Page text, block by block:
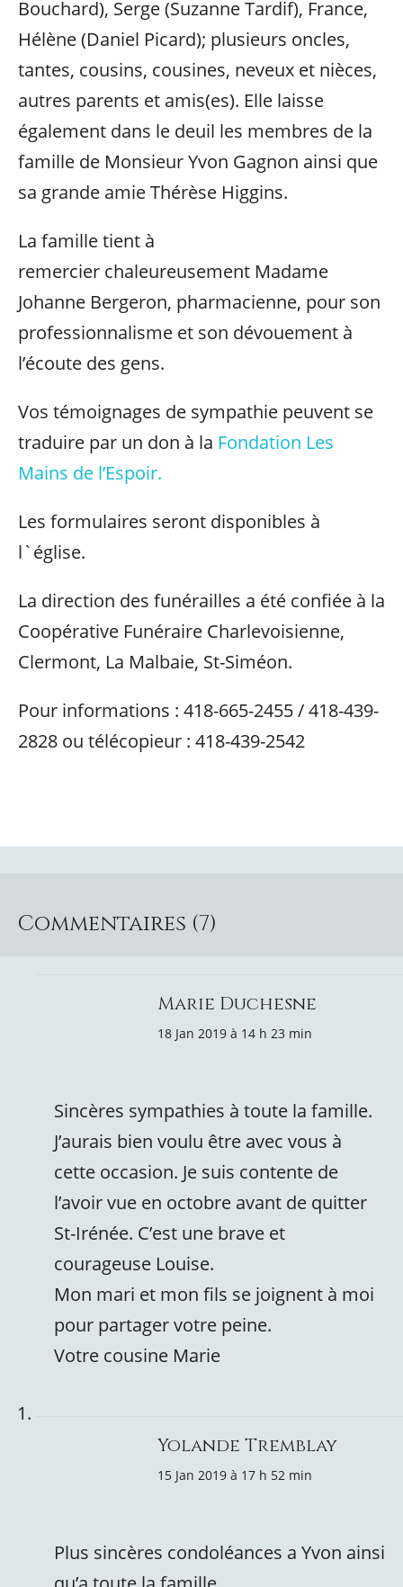
Bouchard), Serge (Suzanne Tardif), France,
Hélène (Daniel Picard); plusieurs oncles,
tantes, cousins, cousines, neveux et nièces,
autres parents et amis(es). Elle laisse
également dans le deuil les membres de la
famille de Monsieur Yvon Gagnon ainsi que
sa grande amie Thérèse Higgins.
La famille tient à
remercier chaleureusement Madame
Johanne Bergeron, pharmacienne, pour son
professionnalisme et son dévouement à
l’écoute des gens.
Vos témoignages de sympathie peuvent se
traduire par un don à la Fondation Les
Mains de l’Espoir.
Les formulaires seront disponibles à
l`église.
La direction des funérailles a été confiée à la
Coopérative Funéraire Charlevoisienne,
Clermont, La Malbaie, St-Siméon.
Pour informations : 418-665-2455 / 418-439-
2828 ou télécopieur : 418-439-2542
Commentaires (7)
Marie Duchesne
18 Jan 2019 à 14 h 23 min
Sincères sympathies à toute la famille.
J’aurais bien voulu être avec vous à
cette occasion. Je suis contente de
l’avoir vue en octobre avant de quitter
St-Irénée. C’est une brave et
courageuse Louise.
Mon mari et mon fils se joignent à moi
pour partager votre peine.
Votre cousine Marie
Yolande Tremblay
15 Jan 2019 à 17 h 52 min
Plus sincères condoléances a Yvon ainsi